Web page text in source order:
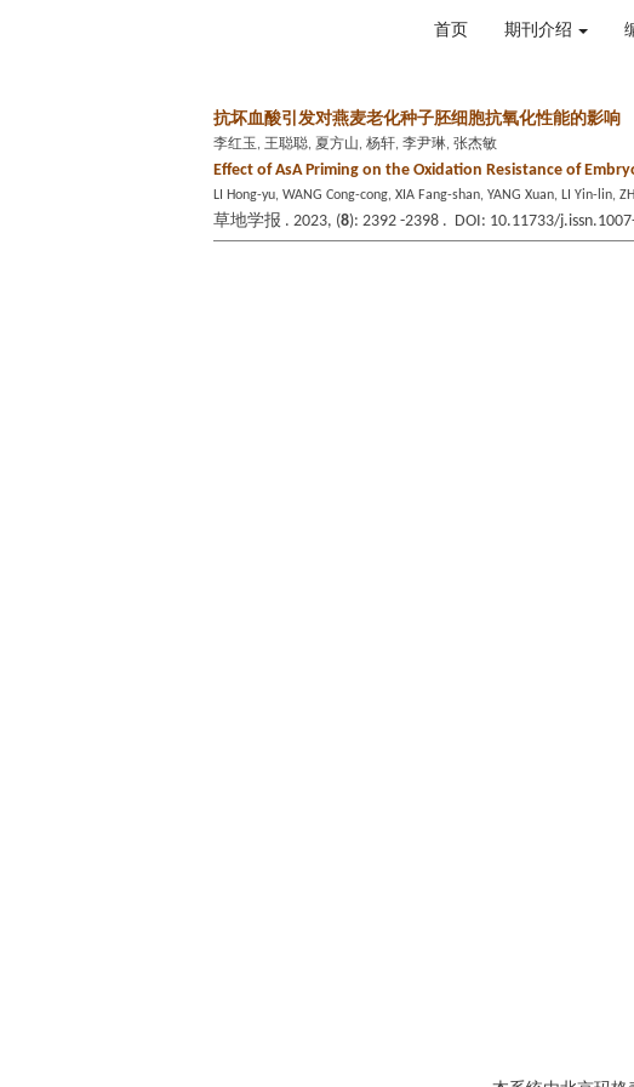
首页 期刊介绍
抗坏血酸引发对燕麦老化种子胚细胞抗氧化性能的影响
李红玉, 王聪聪, 夏方山, 杨轩, 李尹琳, 张杰敏
Effect of AsA Priming on the Oxidation Resistance of
LI Hong-yu, WANG Cong-cong, XIA Fang-shan, YANG Xuan, LI Yin-lin,
草地学报 . 2023, (8): 2392 -2398 . DOI: 10.11733/